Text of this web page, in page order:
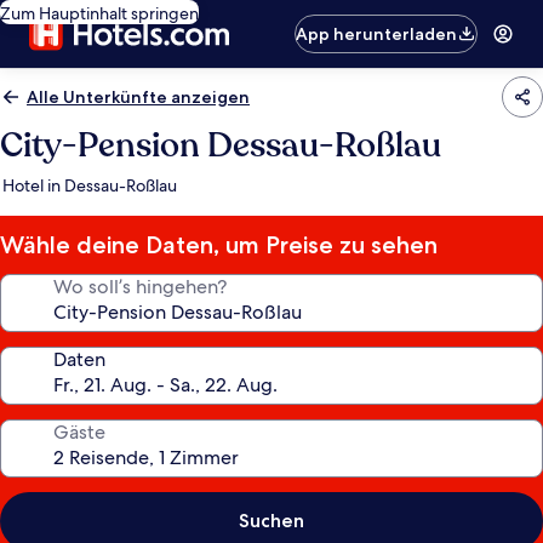
Zum Hauptinhalt springen
App herunterladen
Alle Unterkünfte anzeigen
City-Pension Dessau-Roßlau
Hotel in Dessau-Roßlau
Wähle deine Daten, um Preise zu sehen
Wo soll’s hingehen?
Daten
Gäste
Suchen